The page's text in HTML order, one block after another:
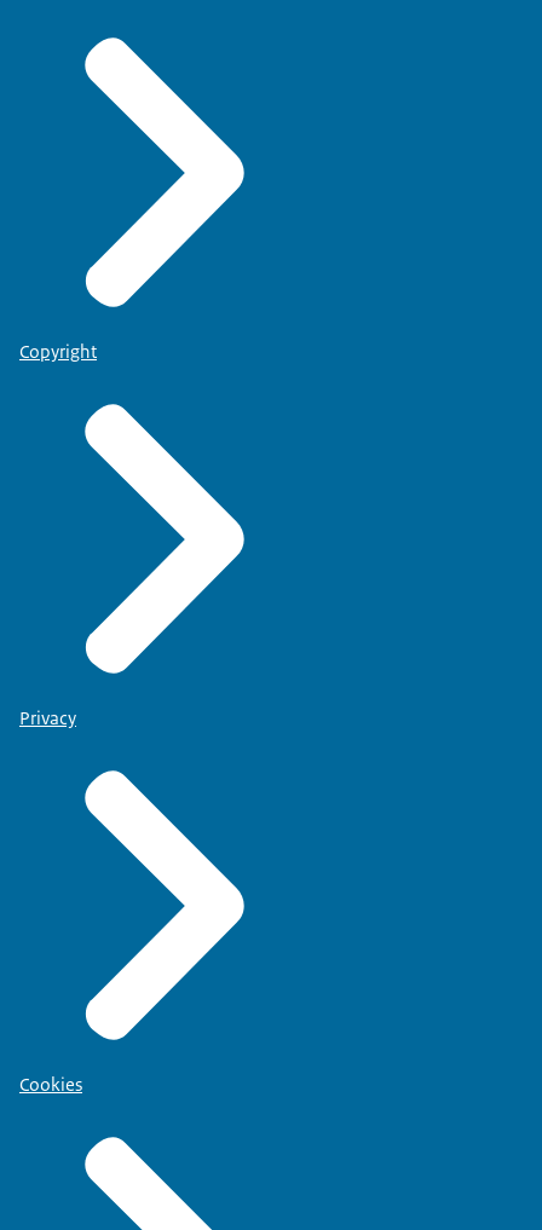
Copyright
Privacy
Cookies